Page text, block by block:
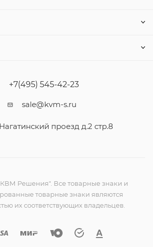
+7(495) 545-42-23
sale@kvm-s.ru
проезд д.2 стр.8
Решения". Все товарные знаки и
товарные знаки являются
их соответствующих владельцев.